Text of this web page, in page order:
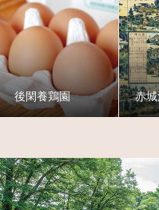
後閑養鶏園 赤